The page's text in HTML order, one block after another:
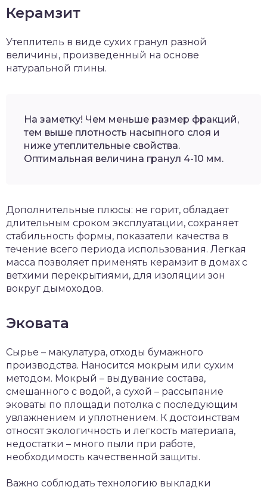
Керамзит
Утеплитель в виде сухих гранул разной
величины, произведенный на основе
натуральной глины.
На заметку! Чем меньше размер фракций,
тем выше плотность насыпного слоя и
ниже утеплительные свойства.
Оптимальная величина гранул 4-10 мм.
Дополнительные плюсы: не горит, обладает
длительным сроком эксплуатации, сохраняет
стабильность формы, показатели качества в
течение всего периода использования. Легкая
масса позволяет применять керамзит в домах с
ветхими перекрытиями, для изоляции зон
вокруг дымоходов.
Эковата
Сырье – макулатура, отходы бумажного
производства. Наносится мокрым или сухим
методом. Мокрый – выдувание состава,
смешанного с водой, а сухой – рассыпание
эковаты по площади потолка с последующим
увлажнением и уплотнением. К достоинствам
относят экологичность и легкость материала,
недостатки – много пыли при работе,
необходимость качественной защиты.
Важно соблюдать технологию выкладки